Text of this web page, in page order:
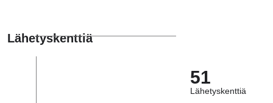
Lähetyskenttiä
51
Lähetyskenttiä